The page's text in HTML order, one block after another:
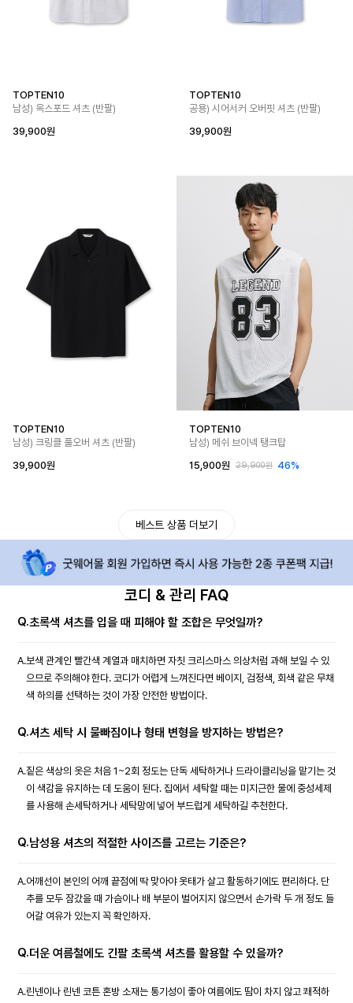
TOPTEN10
남성) 옥스포드 셔츠 (반팔)
39,900원
TOPTEN10
공용) 시어서커 오버핏 셔츠 (반팔)
39,900원
TOPTEN10
남성) 크링클 풀오버 셔츠 (반팔)
39,900원
TOPTEN10
남성) 메쉬 브이넥 탱크탑
15,900원
29,900원 46%
베스트 상품 더보기
코디 & 관리 FAQ
Q.초록색 셔츠를 입을 때 피해야 할 조합은 무엇일까?
A.보색 관계인 빨간색 계열과 매치하면 자칫 크리스마스 의상처럼 과해 보일 수 있
으므로 주의해야 한다. 코디가 어렵게 느껴진다면 베이지, 검정색, 회색 같은 무채
색 하의를 선택하는 것이 가장 안전한 방법이다.
Q.셔츠 세탁 시 물빠짐이나 형태 변형을 방지하는 방법은?
A.짙은 색상의 옷은 처음 1~2회 정도는 단독 세탁하거나 드라이클리닝을 맡기는 것
이 색감을 유지하는 데 도움이 된다. 집에서 세탁할 때는 미지근한 물에 중성세제
를 사용해 손세탁하거나 세탁망에 넣어 부드럽게 세탁하길 추천한다.
Q.남성용 셔츠의 적절한 사이즈를 고르는 기준은?
A.어깨선이 본인의 어깨 끝점에 딱 맞아야 옷태가 살고 활동하기에도 편리하다. 단
추를 모두 잠갔을 때 가슴이나 배 부분이 벌어지지 않으면서 손가락 두 개 정도 들
어갈 여유가 있는지 꼭 확인하자.
Q.더운 여름철에도 긴팔 초록색 셔츠를 활용할 수 있을까?
A.린넨이나 린넨 코튼 혼방 소재는 통기성이 좋아 여름에도 땀이 차지 않고 쾌적하